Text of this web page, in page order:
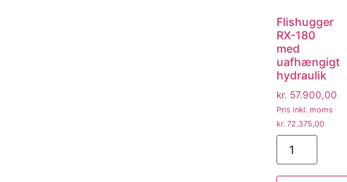
Flishugger
RX-180
med
uafhængigt
hydraulik
kr. 57.900,00
Pris inkl. moms
kr. 72.375,00